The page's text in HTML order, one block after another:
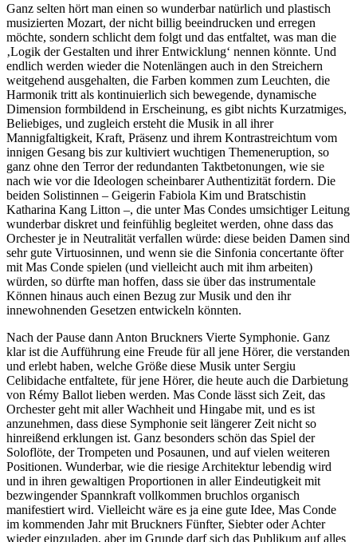
Ganz selten hört man einen so wunderbar natürlich und plastisch
musizierten Mozart, der nicht billig beeindrucken und erregen
möchte, sondern schlicht dem folgt und das entfaltet, was man die
‚Logik der Gestalten und ihrer Entwicklung‘ nennen könnte. Und
endlich werden wieder die Notenlängen auch in den Streichern
weitgehend ausgehalten, die Farben kommen zum Leuchten, die
Harmonik tritt als kontinuierlich sich bewegende, dynamische
Dimension formbildend in Erscheinung, es gibt nichts Kurzatmiges,
Beliebiges, und zugleich ersteht die Musik in all ihrer
Mannigfaltigkeit, Kraft, Präsenz und ihrem Kontrastreichtum vom
innigen Gesang bis zur kultiviert wuchtigen Themeneruption, so
ganz ohne den Terror der redundanten Taktbetonungen, wie sie
nach wie vor die Ideologen scheinbarer Authentizität fordern. Die
beiden Solistinnen – Geigerin Fabiola Kim und Bratschistin
Katharina Kang Litton –, die unter Mas Condes umsichtiger Leitung
wunderbar diskret und feinfühlig begleitet werden, ohne dass das
Orchester je in Neutralität verfallen würde: diese beiden Damen sind
sehr gute Virtuosinnen, und wenn sie die Sinfonia concertante öfter
mit Mas Conde spielen (und vielleicht auch mit ihm arbeiten)
würden, so dürfte man hoffen, dass sie über das instrumentale
Können hinaus auch einen Bezug zur Musik und den ihr
innewohnenden Gesetzen entwickeln könnten.
Nach der Pause dann Anton Bruckners Vierte Symphonie. Ganz
klar ist die Aufführung eine Freude für all jene Hörer, die verstanden
und erlebt haben, welche Größe diese Musik unter Sergiu
Celibidache entfaltete, für jene Hörer, die heute auch die Darbietung
von Rémy Ballot lieben werden. Mas Conde lässt sich Zeit, das
Orchester geht mit aller Wachheit und Hingabe mit, und es ist
anzunehmen, dass diese Symphonie seit längerer Zeit nicht so
hinreißend erklungen ist. Ganz besonders schön das Spiel der
Soloflöte, der Trompeten und Posaunen, und auf vielen weiteren
Positionen. Wunderbar, wie die riesige Architektur lebendig wird
und in ihren gewaltigen Proportionen in aller Eindeutigkeit mit
bezwingender Spannkraft vollkommen bruchlos organisch
manifestiert wird. Vielleicht wäre es ja eine gute Idee, Mas Conde
im kommenden Jahr mit Bruckners Fünfter, Siebter oder Achter
wieder einzuladen, aber im Grunde darf sich das Publikum auf alles